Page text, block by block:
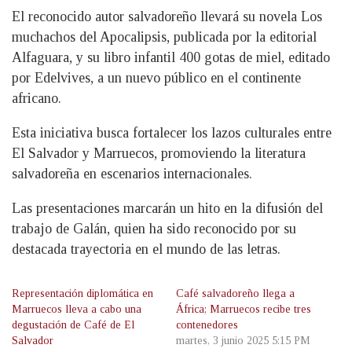
El reconocido autor salvadoreño llevará su novela Los
muchachos del Apocalipsis, publicada por la editorial
Alfaguara, y su libro infantil 400 gotas de miel, editado
por Edelvives, a un nuevo público en el continente
africano.
Esta iniciativa busca fortalecer los lazos culturales entre
El Salvador y Marruecos, promoviendo la literatura
salvadoreña en escenarios internacionales.
Las presentaciones marcarán un hito en la difusión del
trabajo de Galán, quien ha sido reconocido por su
destacada trayectoria en el mundo de las letras.
Representación diplomática en
Marruecos lleva a cabo una
degustación de Café de El
Salvador
Café salvadoreño llega a
África; Marruecos recibe tres
contenedores
martes, 3 junio 2025 5:15 PM